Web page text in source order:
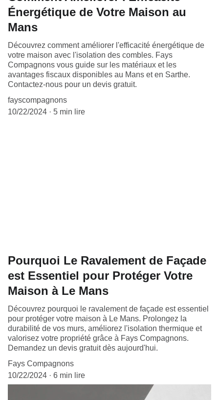
Énergétique de Votre Maison au
Mans
Découvrez comment améliorer l'efficacité énergétique de
votre maison avec l'isolation des combles. Fays
Compagnons vous guide sur les matériaux et les
avantages fiscaux disponibles au Mans et en Sarthe.
Contactez-nous pour un devis gratuit.
fayscompagnons
10/22/2024
5 min lire
Pourquoi Le Ravalement de Façade
est Essentiel pour Protéger Votre
Maison à Le Mans
Découvrez pourquoi le ravalement de façade est essentiel
pour protéger votre maison à Le Mans. Prolongez la
durabilité de vos murs, améliorez l'isolation thermique et
valorisez votre propriété grâce à Fays Compagnons.
Demandez un devis gratuit dès aujourd'hui.
Fays Compagnons
10/22/2024
6 min lire